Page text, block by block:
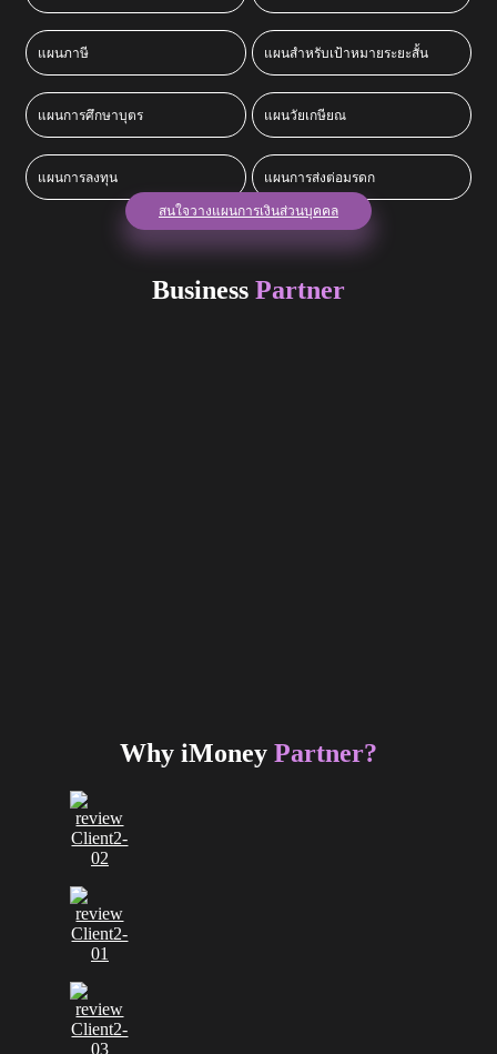
แผนภาษี แผนสำหรับเป้าหมายระยะสั้น
แผนการศึกษาบุตร แผนวัยเกษียณ
แผนการลงทุน แผนการส่งต่อมรดก
สนใจวางแผนการเงินส่วนบุคคล
Business Partner
Why iMoney Partner?